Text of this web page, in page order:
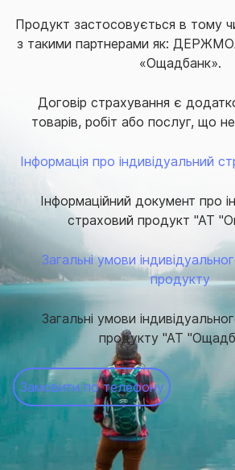
Продукт застосовується в тому
з такими партнерами як:
«Ощадбанк».
Договір страхування є
товарів, робіт або послуг, що
Інформація про індивідуальний
Інформаційний документ про
страховий продукт "АТ
Загальні умови
продукту
Загальні умови
продукту "АТ
Замовити по телефону